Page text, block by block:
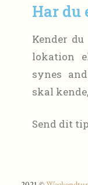
Har du
Kender
lokation
synes
skal
Send dit